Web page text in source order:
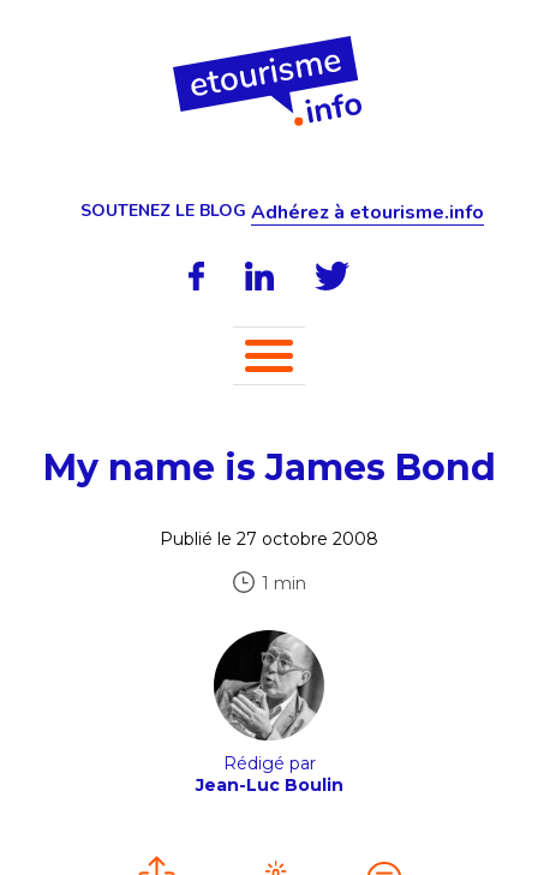
SOUTENEZ LE BLOG Adhérez à etourisme.info
My name is James Bond
Publié le 27 octobre 2008
1 min
Rédigé par
Jean-Luc Boulin